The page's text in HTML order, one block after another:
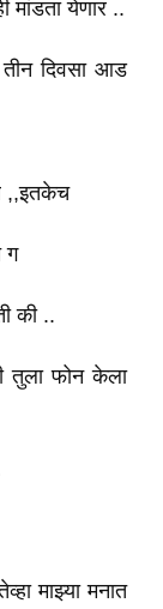
मांडता येणार ..
दिवसा आड
,,इतकेच
ग
की ..
फोन केला
माझ्या मनात